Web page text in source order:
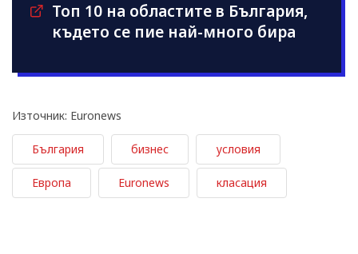
Топ 10 на областите в България,
където се пие най-много бира
Източник: Euronews
България бизнес условия
Европа Euronews класация